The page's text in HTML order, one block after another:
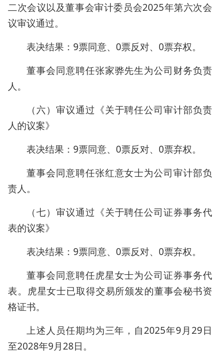
二次会议以及董事会审计委员会2025年第六次会
议审议通过。
表决结果：9票同意、0票反对、0票弃权。
董事会同意聘任张家骅先生为公司财务负责
人。
（六）审议通过《关于聘任公司审计部负责
人的议案》
表决结果：9票同意、0票反对、0票弃权。
董事会同意聘任张红意女士为公司审计部负
责人。
（七）审议通过《关于聘任公司证券事务代
表的议案》
表决结果：9票同意、0票反对、0票弃权。
董事会同意聘任虎星女士为公司证券事务代
表。虎星女士已取得交易所颁发的董事会秘书资
格证书。
上述人员任期均为三年，自2025年9月29日
至2028年9月28日。